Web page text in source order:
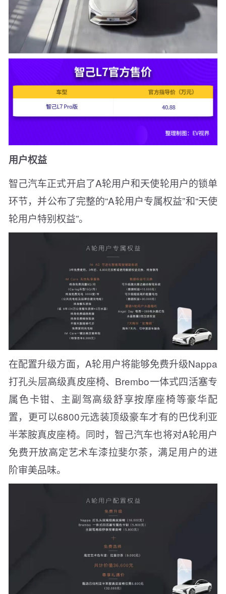
用户权益
智己汽车正式开启了A轮用户和天使轮用户的锁单
环节，并公布了完整的“A轮用户专属权益”和“天使
轮用户特别权益”。
在配置升级方面，A轮用户将能够免费升级Nappa
打孔头层高级真皮座椅、Brembo一体式四活塞专
属色卡钳、主副驾高级舒享按摩座椅等豪华配
置，更可以6800元选装顶级豪车才有的巴伐利亚
半苯胺真皮座椅。同时，智己汽车也将对A轮用户
免费开放高定艺术车漆拉斐尔茶，满足用户的进
阶审美品味。